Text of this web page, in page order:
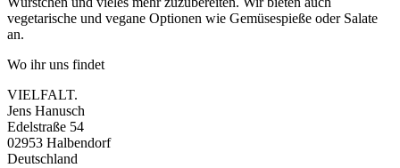
vegetarische und vegane Optionen wie Gemüsespieße oder Salate
an.
Wo ihr uns findet
VIELFALT.
Jens Hanusch
Edelstraße 54
02953 Halbendorf
Deutschland